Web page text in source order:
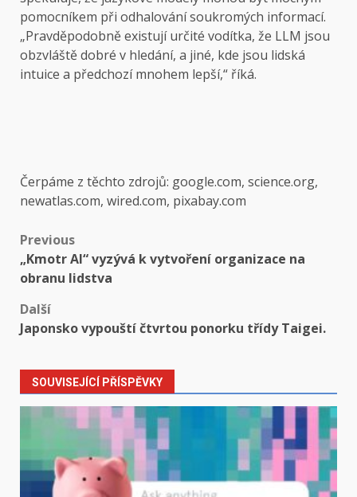
pomocníkem při odhalování soukromých informací.
„Pravděpodobně existují určité vodítka, že LLM jsou
obzvláště dobré v hledání, a jiné, kde jsou lidská
intuice a předchozí mnohem lepší,“ říká.
Čerpáme z těchto zdrojů: google.com, science.org,
newatlas.com, wired.com, pixabay.com
Post
navigation
Previous
„Kmotr AI“ vyzývá k vytvoření organizace na
obranu lidstva
Další
Japonsko vypouští čtvrtou ponorku třídy Taigei.
SOUVISEJÍCÍ PŘÍSPĚVKY